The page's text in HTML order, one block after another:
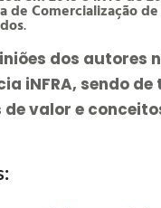
de Comercialização
.
dos autores
iNFRA, sendo
de valor e